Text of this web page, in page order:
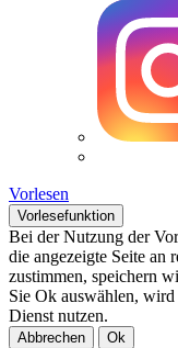
Vorlesen
Vorlesefunktion
Bei der Nutzung der
die angezeigte Seite an
zustimmen, speichern
Sie Ok auswählen,
Dienst nutzen.
Abbrechen Ok